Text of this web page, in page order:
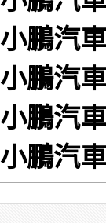
小鵬汽
小鵬汽
小鵬汽
小鵬汽